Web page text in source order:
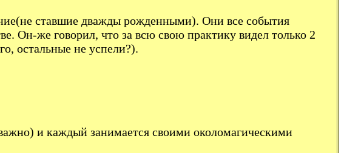
ставшие дважды рожденными). Они все события
Он-же говорил, что за всю свою практику видел только 2
остальные не успели?).
и каждый занимается своими околомагическими